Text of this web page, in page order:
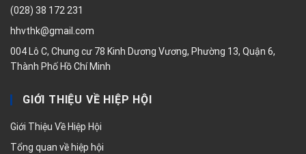
(028) 38 172 231
hhvthk@gmail.com
004 Lô C, Chung cư 78 Kinh Dương Vương, Phường 13, Quận 6,
Thành Phố Hồ Chí Minh
GIỚI THIỆU VỀ HIỆP HỘI
Giới Thiệu Về Hiệp Hội
Tổng quan về hiệp hội